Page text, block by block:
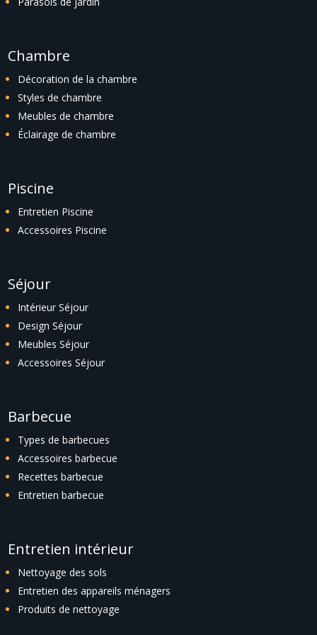
Chambre
Décoration de la chambre
Styles de chambre
Meubles de chambre
Éclairage de chambre
Piscine
Entretien Piscine
Accessoires Piscine
Séjour
Intérieur Séjour
Design Séjour
Meubles Séjour
Accessoires Séjour
Barbecue
Types de barbecues
Accessoires barbecue
Recettes barbecue
Entretien barbecue
Entretien intérieur
Nettoyage des sols
Entretien des appareils ménagers
Produits de nettoyage